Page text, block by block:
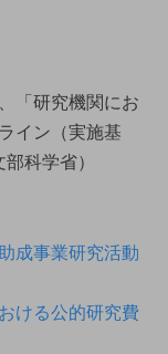
「研究機関にお
イン（実施基
科学省）
成事業研究活動
ける公的研究費